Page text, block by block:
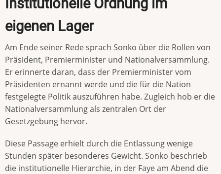
Institutionelle Ordnung im
eigenen Lager
Am Ende seiner Rede sprach Sonko über die Rollen von
Präsident, Premierminister und Nationalversammlung.
Er erinnerte daran, dass der Premierminister vom
Präsidenten ernannt werde und die für die Nation
festgelegte Politik auszuführen habe. Zugleich hob er die
Nationalversammlung als zentralen Ort der
Gesetzgebung hervor.
Diese Passage erhielt durch die Entlassung wenige
Stunden später besonderes Gewicht. Sonko beschrieb
die institutionelle Hierarchie, in der Faye am Abend die